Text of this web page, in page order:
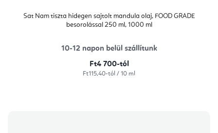
Sat Nam tiszta hidegen sajtolt mandula olaj, FOOD GRADE
besorolással 250 ml, 1000 ml
10-12 napon belül szállítunk
Ft4 700-tól
Egységár:
Ft115,40-tól / 10 ml